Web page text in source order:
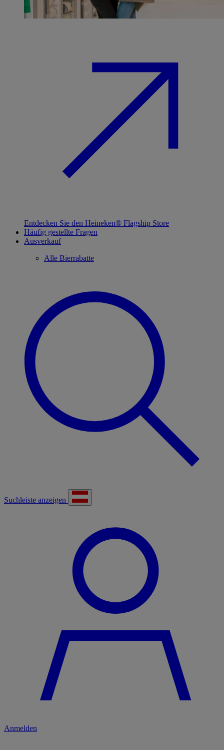
Entdecken Sie den Heineken® Flagship Store
Häufig gestellte Fragen
Ausverkauf
Alle Bierrabatte
Suchleiste anzeigen
Anmelden